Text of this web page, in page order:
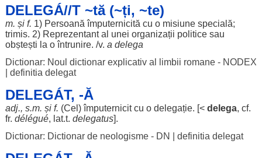
DELEGÁ//T ~tă (~ți, ~te)
m. și f. 1) Persoană împuternicită cu o misiune specială;
trimis. 2) Reprezentantal unei organizații politicesau
obștești la oîntrunire. /v. a delega
Dictionar: Noul dictionar explicativ al limbii romane - NODEX
definitia delegat
DELEGÁT, -Ă
adj., s.m. și f. (Cel)împuternicitcu o delegație. [< delega, cf.
fr. délégué, lat.t. delegatus].
Dictionar: Dictionar de neologisme - DN
definitia delegat